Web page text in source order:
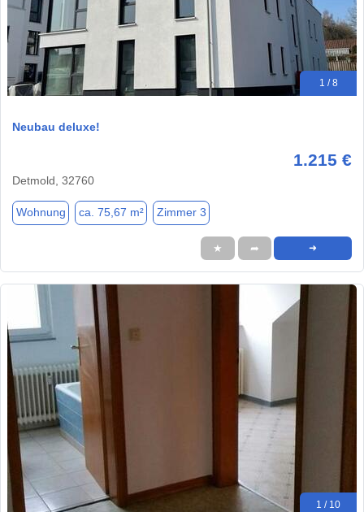
1 / 8
Neubau deluxe!
1.215 €
Detmold, 32760
Wohnung ca. 75,67 m² Zimmer 3
★ ➦ ➜
1 / 10